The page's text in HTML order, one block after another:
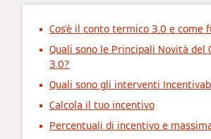
Cos'è il conto termico 3.0 e come
Quali sono le Principali Novità del
3.0?
Quali sono gli interventi
Calcola il tuo incentivo
Percentuali di incentivo e